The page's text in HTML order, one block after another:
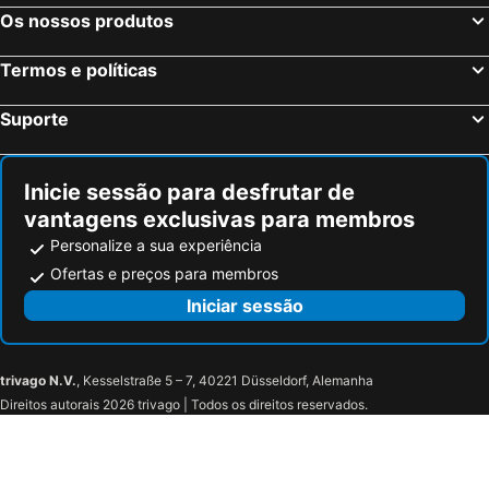
Lumea by the Sea
Holiday Inn Los Angeles Gateway - Torrance By Ihg
Motel 6 Gardena, CA - South
Studio 6 Cypress, CA
Motel 6 Buena Park, CA - Knotts Berry Farm - Disneyland
Dixie Orange County Hotel
Casa Playa Inn & Suites Stanton Anaheim Area
Days Inn by Wyndham Anaheim Near the Park
Buena Park Inn
Os nossos produtos
Termos e políticas
Suporte
Inicie sessão para desfrutar de
vantagens exclusivas para membros
Personalize a sua experiência
Ofertas e preços para membros
Iniciar sessão
trivago N.V., Kesselstraße 5 – 7, 40221 Düsseldorf, Alemanha
Direitos autorais 2026 trivago | Todos os direitos reservados.